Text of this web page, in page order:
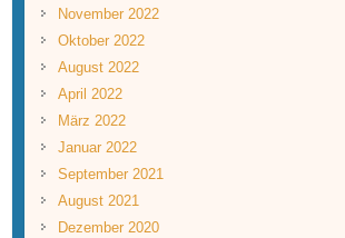
November 2022
Oktober 2022
August 2022
April 2022
März 2022
Januar 2022
September 2021
August 2021
Dezember 2020